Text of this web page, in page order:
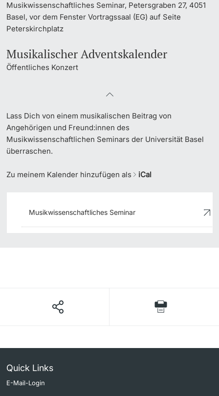
weitere Informationen
Dozierende
weitere Informationen
Musikwissenschaftliches Seminar, Petersgraben 27, 4051
Basel, vor dem Fenster Vortragssaal (EG) auf Seite
Peterskirchplatz
Musikalischer Adventskalender
Öffentliches Konzert
Lass Dich von einem musikalischen Beitrag von
Angehörigen und Freund:innen des
Musikwissenschaftlichen Seminars der Universität Basel
überraschen.
Zu meinem Kalender hinzufügen als iCal
Musikwissenschaftliches Seminar
Quick Links
E-Mail-Login